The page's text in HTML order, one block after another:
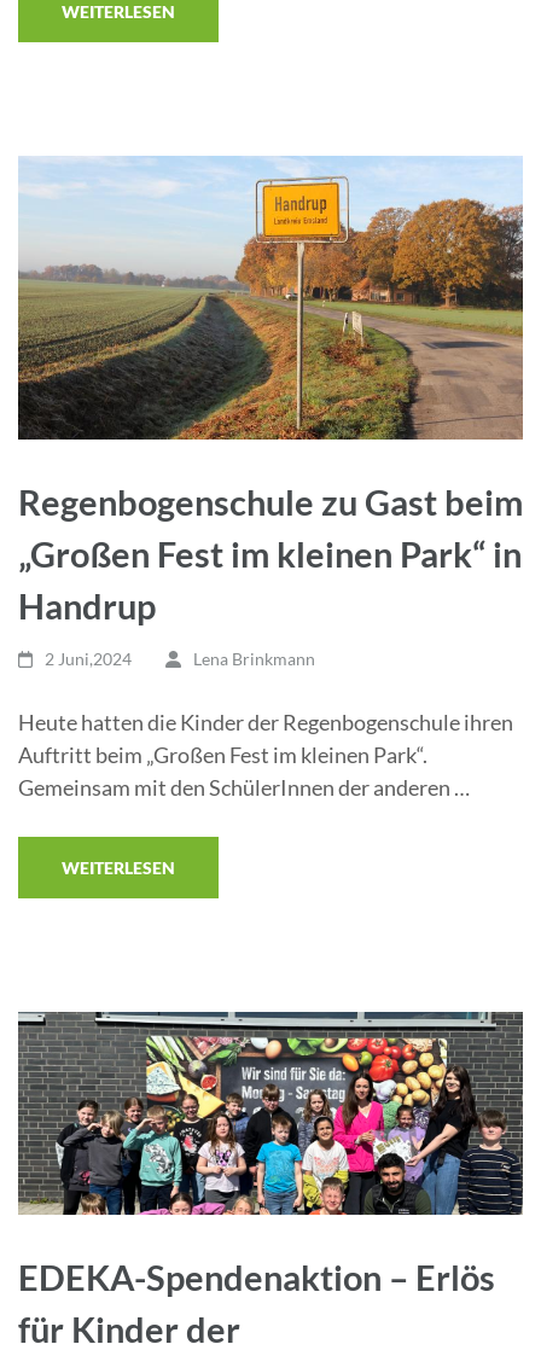
WEITERLESEN
Regenbogenschule zu Gast beim
„Großen Fest im kleinen Park“ in
Handrup
2 Juni,2024 Lena Brinkmann
Heute hatten die Kinder der Regenbogenschule ihren
Auftritt beim „Großen Fest im kleinen Park“.
Gemeinsam mit den SchülerInnen der anderen …
WEITERLESEN
EDEKA-Spendenaktion – Erlös
für Kinder der